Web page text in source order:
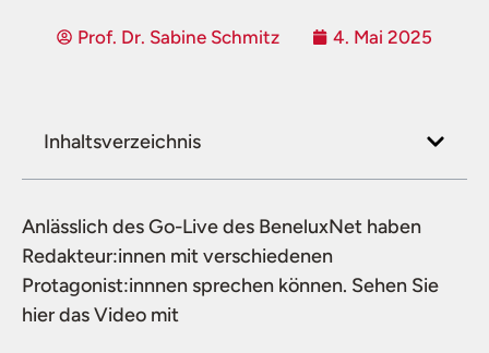
Prof. Dr. Sabine Schmitz 4. Mai 2025
Inhaltsverzeichnis
Anlässlich des Go-Live des BeneluxNet haben
Redakteur:innen mit verschiedenen
Protagonist:innnen sprechen können. Sehen Sie
hier das Video mit